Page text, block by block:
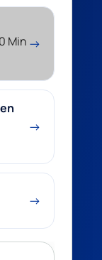
Min →
→
→